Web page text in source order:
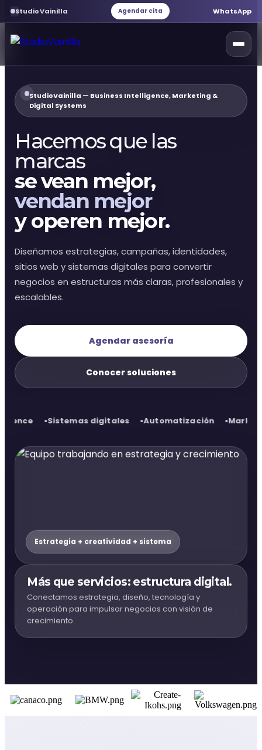
StudioVainilla Agendar cita WhatsApp
Inicio
Desarrollo web
Servicios web
Branding
monday.com & Sistemas
Vainilla Intelligence
Vainilla Academy
Radar · Blog
Radar · Insights
Agendar asesoría
WhatsApp Ventas
Soporte:WhatsApp Soporte
Chihuahua:+52 (614) 474 10 00
StudioVainilla — Business Intelligence, Marketing &
Digital Systems
Hacemos que las
marcas
se vean mejor,
vendan mejor
y operen mejor.
Diseñamos estrategias, campañas, identidades,
sitios web y sistemas digitales para convertir
negocios en estructuras más claras, profesionales y
escalables.
Agendar asesoría
Conocer soluciones
digitales Automatización Marketing
Estrategia + creatividad + sistema
Más que servicios: estructura digital.
Conectamos estrategia, diseño, tecnología y
operación para impulsar negocios con visión de
crecimiento.